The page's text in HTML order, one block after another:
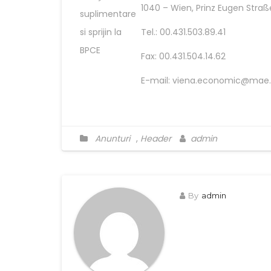
suplimentare
si sprijin la
BPCE
1040 – Wien, Prinz Eugen
Tel.: 00.431.503.89.41
Fax: 00.431.504.14.62
E-mail:
Anunturi , Header admin
By admin